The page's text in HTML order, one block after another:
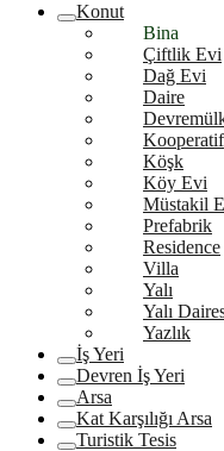
Konut
Bina
Çiftlik Evi
Dağ Evi
Daire
Kooperatif
Köşk
Köy Evi
Müstakil
Prefabrik
Residence
Villa
Yalı
Yalı
Yazlık
İş Yeri
Devren İş Yeri
Arsa
Kat Karşılığı Arsa
Turistik Tesis